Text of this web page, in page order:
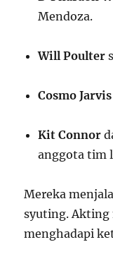
Mendoza.
Will Poulter
Cosmo Jarvis
Kit Connor
anggota tim
Mereka
syuting. Akting
menghadapi